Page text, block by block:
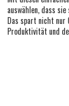
auswählen, dass
Das spart nicht nur
Produktivität und